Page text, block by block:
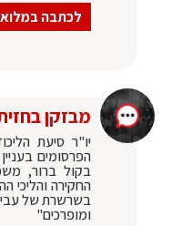
לכתבה
מבזקן
יו"ר סיעת
הפרסומים
בקול ברור,
החקירה והליכי
בשרשרת של
ומופרכים"